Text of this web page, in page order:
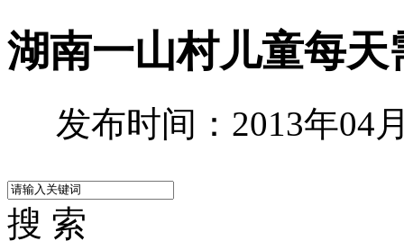
湖南一山村儿童每
发布时间：2013年04
搜 索